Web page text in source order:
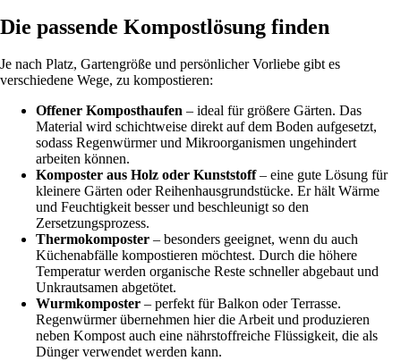
Die passende Kompostlösung finden
Je nach Platz, Gartengröße und persönlicher Vorliebe gibt es
verschiedene Wege, zu kompostieren:
Offener Komposthaufen – ideal für größere Gärten. Das
Material wird schichtweise direkt auf dem Boden aufgesetzt,
sodass Regenwürmer und Mikroorganismen ungehindert
arbeiten können.
Komposter aus Holz oder Kunststoff– eine gute Lösung für
kleinere Gärten oder Reihenhausgrundstücke. Er hält Wärme
und Feuchtigkeit besser und beschleunigt so den
Zersetzungsprozess.
Thermokomposter – besonders geeignet, wenn du auch
Küchenabfälle kompostieren möchtest. Durch die höhere
Temperatur werden organische Reste schneller abgebaut und
Unkrautsamen abgetötet.
Wurmkomposter – perfekt für Balkon oder Terrasse.
Regenwürmer übernehmen hier die Arbeit und produzieren
neben Kompost auch eine nährstoffreiche Flüssigkeit, die als
Dünger verwendet werden kann.